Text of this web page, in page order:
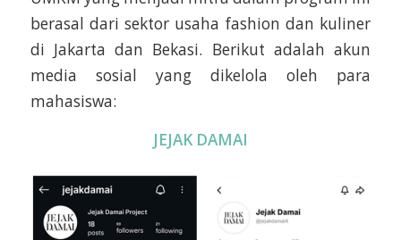
berasal dari sektor usaha fashion dan kuliner
di Jakarta dan Bekasi. Berikut adalah akun
media sosial yang dikelola oleh para
mahasiswa:
JEJAK DAMAI